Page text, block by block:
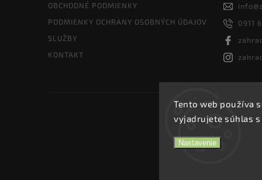
Tento web používa
vyjadrujete súhlas
Nastavenie
OBCHODNÉ PODMIENKY
PODMIENKY OCHRANY OSOBNÝCH ÚDAJOV
SLUŽBY
KONTAKT
info@
0911